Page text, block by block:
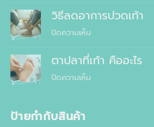
สุขภาพ
สำเร็จรูป
ทั่วไป
รองเท้า
ไหน
สุขภาพ
กับ
รองเท้า
ต่าง
อย่างไร
วิธีลดอาการปวดเท้า
ปิดความเห็นบน
ลด
อาการ
ปวด
ตาปลาที่เท้า คืออะไร
ปิดความเห็นบน
ป้ายกำกับสินค้า